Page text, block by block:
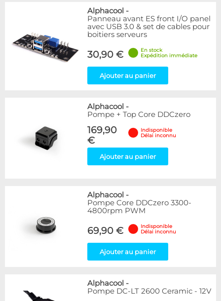
Alphacool -
Panneau avant ES front I/O panel
avec USB 3.0 & set de cables pour
boitiers serveurs
30,90 €
En stock
Expédition immédiate
Ajouter au panier
Alphacool -
Pompe + Top Core DDCzero
169,90
€
Indisponible
Délai inconnu
Ajouter au panier
Alphacool -
Pompe Core DDCzero 3300-
4800rpm PWM
69,90 €
Indisponible
Délai inconnu
Ajouter au panier
Alphacool -
Pompe DC-LT 2600 Ceramic - 12V